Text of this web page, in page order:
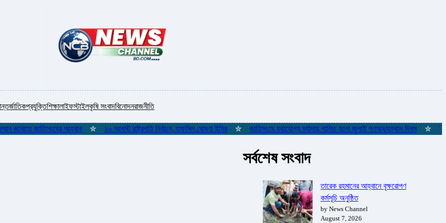
প্রযুক্তিশিক্ষালাইফস্টাইলকৃষি সংবাদবিনোদনরাজনীতি
জাতিসংঘের আহ্বান ✮ ২০ আগস্ট রাষ্ট্রপতি নির্বাচন, তফসিল ঘোষণা ইসির ✮ জাতিসংঘে যথাযোগ্য মর্যাদায় পালিত হলো জুলাই গণঅভ্যুত্থান দিবস ✮
সর্বশেষ সংবাদ
তারেক রহমানের আহ্বানে বৃক্ষরোপণ
কর্মসূচি অনুষ্ঠিত
by News Channel
August 7, 2026